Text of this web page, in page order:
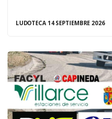
LUDOTECA 14 SEPTIEMBRE 2026